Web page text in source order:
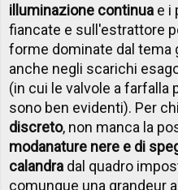
illuminazione continua e i
fiancate e sull'estrattore
forme dominate dal tema
anche negli scarichi
(in cui le valvole a farfalla
sono ben evidenti). Per
discreto, non manca la
modanature nere e di
calandra dal quadro
comunque una grandeur